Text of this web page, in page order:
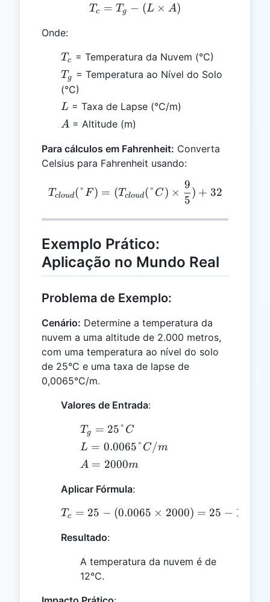
T_c = T_g - (L \times A)
Tc = Tg − (L × A)
Onde:
T_c
Tc = Temperatura da Nuvem (°C)
T_g
T g
= Temperatura ao Nível do Solo
(°C)
L
L = Taxa de Lapse (°C/m)
A
A = Altitude (m)
Para cálculos em Fahrenheit: Converta
Celsius para Fahrenheit usando:
T_{cloud} (°F) =
Tcloud(°F) = (Tcloud(° C) ×
5
9
) + 32
Exemplo Prático:
Aplicação no Mundo Real
Problema de Exemplo:
Cenário: Determine a temperatura da
nuvem a uma altitude de 2.000 metros,
com uma temperatura ao nível do solo
de 25°C e uma taxa de lapse de
0,0065°C/m.
Valores de Entrada:
T_g
=
25°C
T g = 25° C
L =
0.0065°C/m
L = 0.0065° C/m
A =
A = 2000m
Aplicar Fórmula:
T_c = 25 - (0.0065
Tc = 25 − (0.0065 × 2000) = 25 − 13
Resultado:
A temperatura da nuvem é de
12°C.